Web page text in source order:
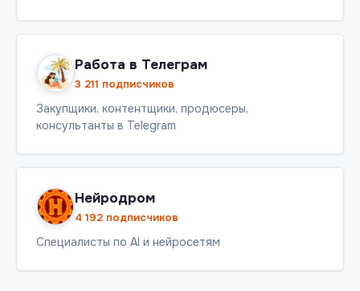
Работа в Телеграм
3 211 подписчиков
Закупщики, контентщики, продюсеры,
консультанты в Telegram
Нейродром
4 192 подписчиков
Специалисты по AI и нейросетям